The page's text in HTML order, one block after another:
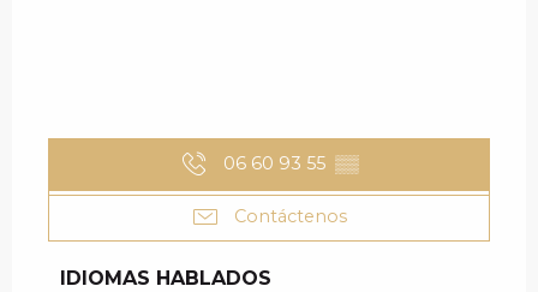
06 60 93 55 ▒▒
Contáctenos
IDIOMAS HABLADOS
IDIOMAS HABLADOS